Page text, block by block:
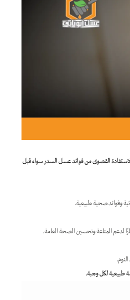
القصوى من فوائد عسل السدر سواء قبل
وفوائد صحية طبيعية.
لدعم المناعة وتحسين الصحة العامة.
طبيعية لكل وجبة.